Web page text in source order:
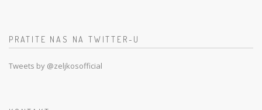
PRATITE NAS NA TWITTER-U
Tweets by @zeljkosofficial